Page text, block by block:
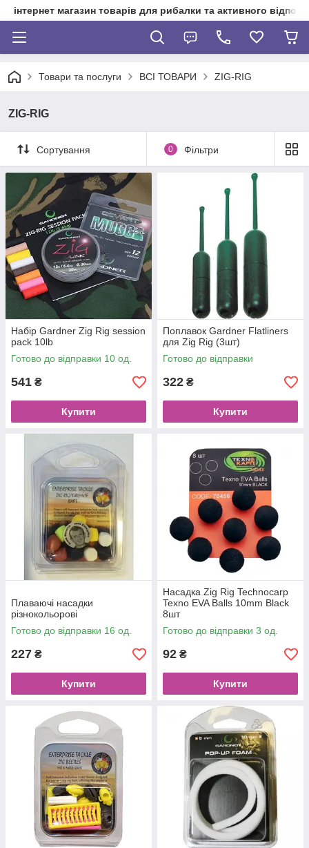
інтернет магазин товарів для рибалки та активного
Товари та послуги ВСІ ТОВАРИ ZIG-RIG
ZIG-RIG
Сортування 0 Фільтри
Набір Gardner Zig Rig session
pack 10lb
Готово до відправки 10 од.
541 ₴
Купити
Поплавок Gardner Flatliners
для Zig Rig (3шт)
Готово до відправки
322 ₴
Купити
Плаваючі насадки
різнокольорові
Готово до відправки 16 од.
227 ₴
Купити
Насадка Zig Rig Technocarp
Texno EVA Balls 10mm Black
8шт
Готово до відправки 3 од.
92 ₴
Купити